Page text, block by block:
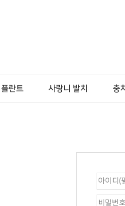
란트 사랑니 발치 충